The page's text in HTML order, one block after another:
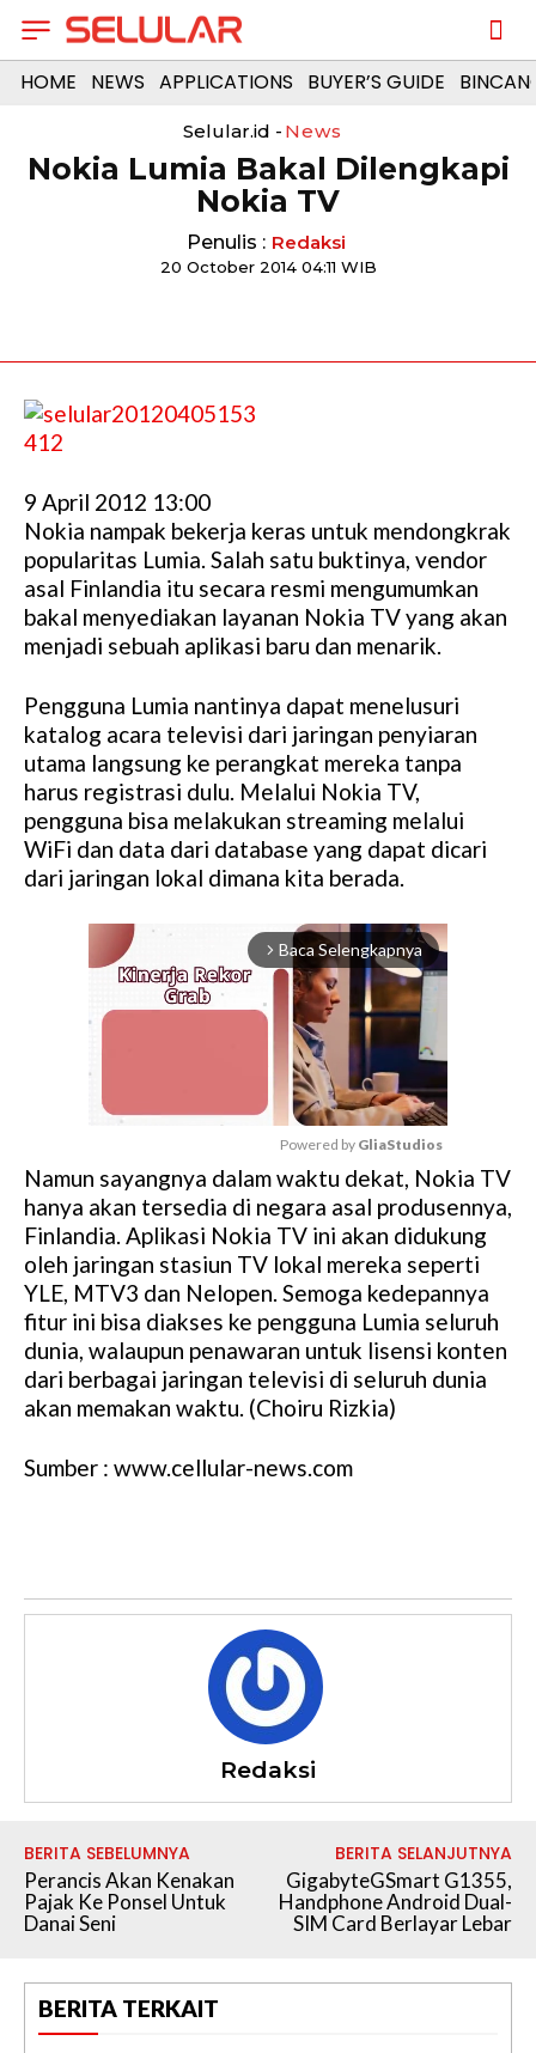
HOME NEWS APPLICATIONS BUYER’S GUIDE
Selular.id - News
Nokia Lumia Bakal Dilengkapi
Nokia TV
Penulis : Redaksi
20 October 2014 04:11 WIB
9 April 2012 13:00
Nokia nampak bekerja keras untuk mendongkrak
popularitas Lumia. Salah satu buktinya, vendor
asal Finlandia itu secara resmi mengumumkan
bakal menyediakan layanan Nokia TV yang akan
menjadi sebuah aplikasi baru dan menarik.
Pengguna Lumia nantinya dapat menelusuri
katalog acara televisi dari jaringan penyiaran
utama langsung ke perangkat mereka tanpa
harus registrasi dulu. Melalui Nokia TV,
pengguna bisa melakukan streaming melalui
WiFi dan data dari database yang dapat dicari
dari jaringan lokal dimana kita berada.
arrow_forward_ios Baca Selengkapnya
M
u
t
e
Powered by GliaStudios
Namun sayangnya dalam waktu dekat, Nokia TV
hanya akan tersedia di negara asal produsennya,
Finlandia. Aplikasi Nokia TV ini akan didukung
oleh jaringan stasiun TV lokal mereka seperti
YLE, MTV3 dan Nelopen. Semoga kedepannya
fitur ini bisa diakses ke pengguna Lumia seluruh
dunia, walaupun penawaran untuk lisensi konten
dari berbagai jaringan televisi di seluruh dunia
akan memakan waktu. (Choiru Rizkia)
Sumber : www.cellular-news.com
Redaksi
BERITA SEBELUMNYA
Perancis Akan Kenakan
Pajak Ke Ponsel Untuk
Danai Seni
BERITA SELANJUTNYA
GigabyteGSmart G1355,
Handphone Android Dual-
SIM Card Berlayar Lebar
BERITA TERKAIT